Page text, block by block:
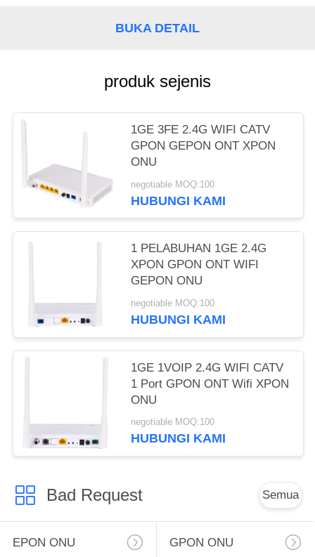
BUKA DETAIL
produk sejenis
1GE 3FE 2.4G WIFI CATV
GPON GEPON ONT XPON
ONU
negotiable MOQ:100
HUBUNGI KAMI
1 PELABUHAN 1GE 2.4G
XPON GPON ONT WIFI
GEPON ONU
negotiable MOQ:100
HUBUNGI KAMI
1GE 1VOIP 2.4G WIFI CATV
1 Port GPON ONT Wifi XPON
ONU
negotiable MOQ:100
HUBUNGI KAMI
Bad Request Semua
EPON ONU GPON ONU